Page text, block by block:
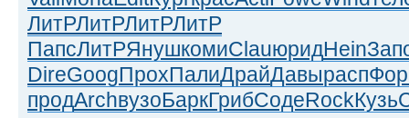
ЛитРЛитРЛитРЛитР
ПапсЛитРЯнушкомиClauюридHein
DireGoogПрохПалиДрайДавырасп
продArchвузоБаркГрибСодеRockКузь